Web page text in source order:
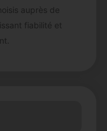
auprès de
fiabilité et